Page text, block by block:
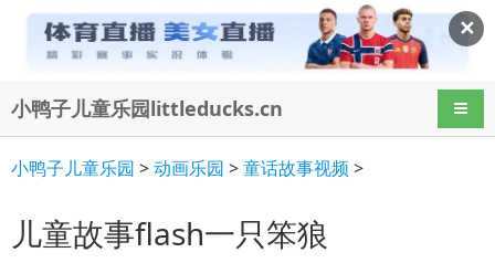
✕
小鸭子儿童乐园littleducks.cn 导航
小鸭子儿童乐园 >动画乐园 >童话故事视频 >
儿童故事flash一只笨狼